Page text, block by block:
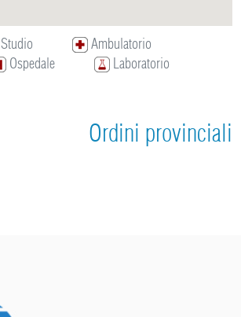
Studio
Ambulatorio
Ospedale Laboratorio
Ordini provinciali